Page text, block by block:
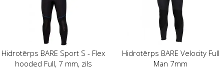
Hidrotērps BARE Sport S - Flex
hooded Full, 7 mm, zils
Hidrotērps BARE Velocity Full
Man 7mm